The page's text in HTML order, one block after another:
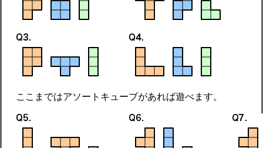
ここまではアソートキューブがあれば遊べます。